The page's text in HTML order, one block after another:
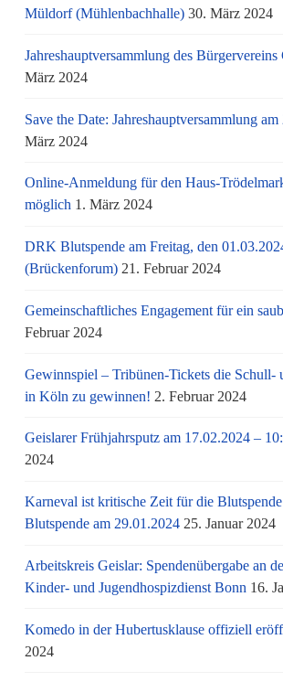
Müldorf (Mühlenbachhalle) 30. März 2024
Jahreshauptversammlung des Bürgervereins
März 2024
Save the Date: Jahreshauptversammlung
März 2024
Online-Anmeldung für den Haus-
möglich 1. März 2024
DRK Blutspende am Freitag, den
(Brückenforum) 21. Februar 2024
Gemeinschaftliches Engagement für ein
Februar 2024
Gewinnspiel – Tribünen-Tickets die Schull-
in Köln zu gewinnen! 2. Februar 2024
Geislarer Frühjahrsputz am 17.02.2024 –
2024
Karneval ist kritische Zeit für die
Blutspende am 29.01.2024 25. Januar 2024
Arbeitskreis Geislar: Spendenübergabe an
Kinder- und Jugendhospizdienst Bonn 16.
Komedo in der Hubertusklause offiziell
2024